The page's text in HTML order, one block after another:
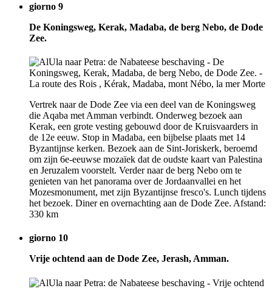
giorno 9
De Koningsweg, Kerak, Madaba, de berg Nebo, de Dode
Zee.
Vertrek naar de Dode Zee via een deel van de Koningsweg
die Aqaba met Amman verbindt. Onderweg bezoek aan
Kerak, een grote vesting gebouwd door de Kruisvaarders in
de 12e eeuw. Stop in Madaba, een bijbelse plaats met 14
Byzantijnse kerken. Bezoek aan de Sint-Joriskerk, beroemd
om zijn 6e-eeuwse mozaïek dat de oudste kaart van Palestina
en Jeruzalem voorstelt. Verder naar de berg Nebo om te
genieten van het panorama over de Jordaanvallei en het
Mozesmonument, met zijn Byzantijnse fresco's. Lunch tijdens
het bezoek. Diner en overnachting aan de Dode Zee. Afstand:
330 km
giorno 10
Vrije ochtend aan de Dode Zee, Jerash, Amman.